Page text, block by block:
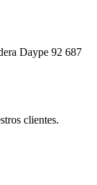
92 687
clientes.